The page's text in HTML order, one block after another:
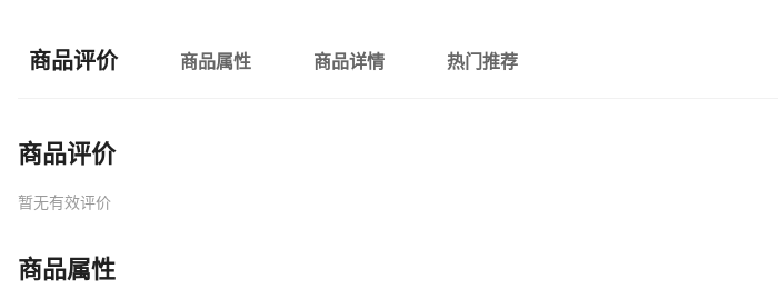
商品评价 商品属性 商品详情 热门推荐
商品评价
暂无有效评价
商品属性